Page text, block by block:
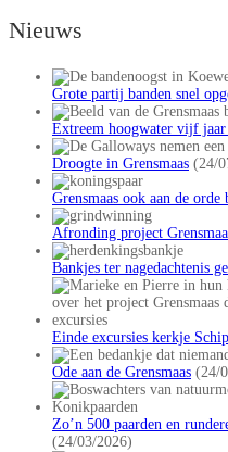
Nieuws
Grote partij banden snel
Extreem hoogwater vijf jaar
Droogte in Grensmaas (24/
Grensmaas ook aan de
Afronding project
Bankjes ter nagedachtenis
Einde excursies kerkje
Ode aan de Grensmaas (24/
Zo’n 500 paarden en
(24/03/2026)